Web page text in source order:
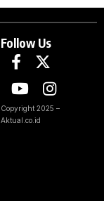
Follow Us
Copyright 2025 –
Aktual.co.id